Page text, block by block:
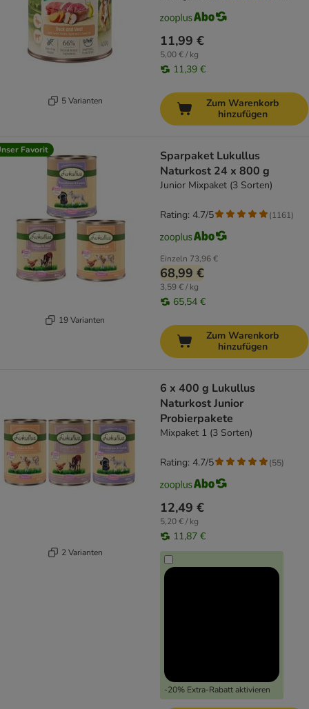
5 Varianten
11,99 €
5,00 € / kg
11,39 €
Zum Warenkorb
hinzufügen
Favorit
19 Varianten
Sparpaket Lukullus
Naturkost 24 x 800 g
Junior Mixpaket (3 Sorten)
Einzeln 73,96 €
68,99 €
3,59 € / kg
65,54 €
Rating: 4.7/5 (1161)
Zum Warenkorb
hinzufügen
2 Varianten
6 x 400 g Lukullus
Naturkost Junior
Probierpakete
Mixpaket 1 (3 Sorten)
12,49 €
5,20 € / kg
11,87 €
-20% Extra-Rabatt aktivieren
Rating: 4.7/5 (55)